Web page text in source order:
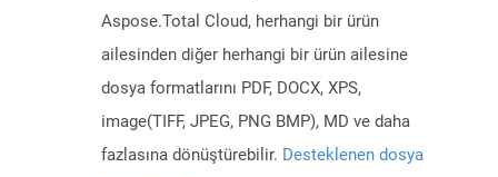
Aspose.Total Cloud, herhangi bir ürün
ailesinden diğer herhangi bir ürün ailesine
dosya formatlarını PDF, DOCX, XPS,
image(TIFF, JPEG, PNG BMP), MD ve daha
fazlasına dönüştürebilir. Desteklenen dosya